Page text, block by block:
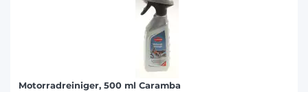
Motorradreiniger, 500 ml Caramba